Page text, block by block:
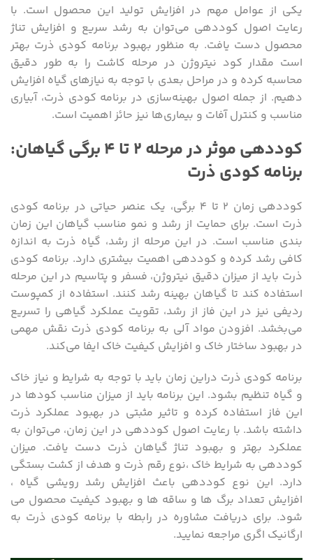
یکی از عوامل مهم در افزایش تولید این محصول است. با
رعایت اصول کوددهی می‌توان به رشد سریع و افزایش تناژ
محصول دست یافت. به ‌منظور بهبود برنامه کودی ذرت بهتر
است مقدار کود نیتروژن در مرحله کاشت را به‌ طور دقیق
محاسبه کرده و در مراحل بعدی با توجه به نیازهای گیاه افزایش
دهیم. از جمله اصول بهینه‌سازی در برنامه کودی ذرت، آبیاری
مناسب و کنترل آفات و بیماری‌ها نیز حائز اهمیت است.
کوددهی موثر در مرحله ۲ تا ۴ برگی گیاهان:
برنامه کودی ذرت
کوددهی زمان ۲ تا ۴ برگی، یک عنصر حیاتی در برنامه کودی
ذرت است. برای حمایت از رشد و نمو مناسب گیاهان این زمان
بندی مناسب است. در این مرحله از رشد، گیاه ذرت به اندازه
کافی رشد کرده و کوددهی اهمیت بیشتری دارد. برنامه کودی
ذرت باید از میزان دقیق نیتروژن، فسفر و پتاسیم در این مرحله
استفاده کند تا گیاهان بهینه رشد کنند. استفاده از کمپوست
ردیفی نیز در این فاز از رشد، تقویت عملکرد گیاهی را تسریع
می‌بخشد. افزودن مواد آلی به برنامه کودی ذرت نقش مهمی
در بهبود ساختار خاک و افزایش کیفیت خاک ایفا می‌کند.
برنامه کودی ذرت دراین زمان باید با توجه به شرایط و نیاز خاک
و گیاه تنظیم بشود. این برنامه باید از میزان مناسب کودها در
این فاز استفاده کرده و تاثیر مثبتی در بهبود عملکرد ذرت
داشته باشد. با رعایت اصول کوددهی در این زمان، می‌توان به
عملکرد بهتر و بهبود تناژ گیاهان ذرت دست یافت. میزان
کوددهی به شرایط خاک ،نوع رقم ذرت و هدف از کشت بستگی
دارد. این نوع کوددهی باعث افزایش رشد رویشی گیاه ،
افزایش تعداد برگ ها و ساقه ها و بهبود کیفیت محصول می
شود. برای دریافت مشاوره در رابطه با برنامه کودی ذرت به
ارگانیک اگری مراجعه نمایید.